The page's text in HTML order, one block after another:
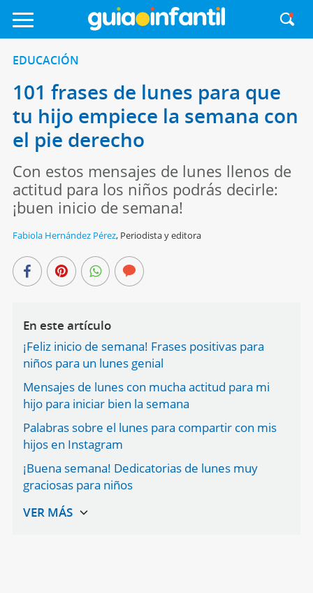
EDUCACIÓN
101 frases de lunes para que
tu hijo empiece la semana con
el pie derecho
Con estos mensajes de lunes llenos de
actitud para los niños podrás decirle:
¡buen inicio de semana!
Fabiola Hernández Pérez, Periodista y editora
En este artículo
¡Feliz inicio de semana! Frases positivas para
niños para un lunes genial
Mensajes de lunes con mucha actitud para mi
hijo para iniciar bien la semana
Palabras sobre el lunes para compartir con mis
hijos en Instagram
¡Buena semana! Dedicatorias de lunes muy
graciosas para niños